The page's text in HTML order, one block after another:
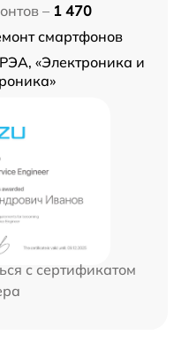
– 1 470
смартфонов
«Электроника и
с сертификатом